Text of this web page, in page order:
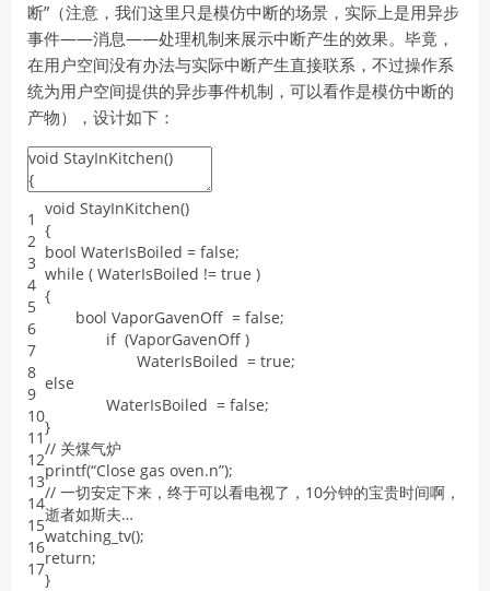
断”（注意，我们这里只是模仿中断的场景，实际上是用异步
事件——消息——处理机制来展示中断产生的效果。毕竟，
在用户空间没有办法与实际中断产生直接联系，不过操作系
统为用户空间提供的异步事件机制，可以看作是模仿中断的
产物），设计如下：
1
2
3
4
5
6
7
8
9
10
11
12
13
14
15
16
17
void StayInKitchen()
{
bool WaterIsBoiled = false;
while ( WaterIsBoiled != true )
{
bool VaporGavenOff = false;
if (VaporGavenOff )
WaterIsBoiled = true;
else
WaterIsBoiled = false;
}
// 关煤气炉
printf(“Close gas oven.n”);
// 一切安定下来，终于可以看电视了， 10分钟的宝贵时间啊，
逝者如斯夫…
watching_tv();
return;
}